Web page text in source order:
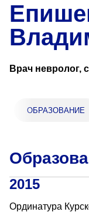
Спроси врача
Контакты
Адрес
Суббота
Врач невролог,
ОБРАЗОВАНИЕ
2015
Ординатура